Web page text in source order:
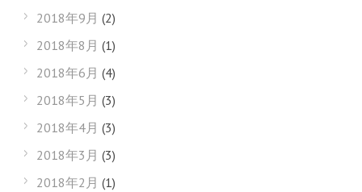
2018年9月 (2)
2018年8月 (1)
2018年6月 (4)
2018年5月 (3)
2018年4月 (3)
2018年3月 (3)
2018年2月 (1)